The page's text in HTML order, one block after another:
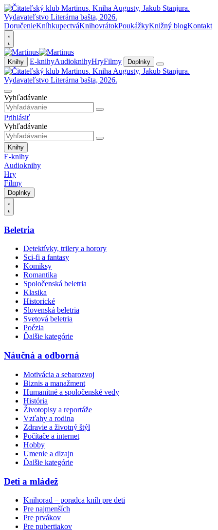
DoručenieKníhkupectváKnihovrátokPoukážkyKnižný blogKontakt
Knihy E-knihyAudioknihyHryFilmy Doplnky
Vyhľadávanie
Prihlásiť
Vyhľadávanie
Knihy
E-knihy
Audioknihy
Hry
Filmy
Doplnky
Beletria
Detektívky, trilery a horory
Sci-fi a fantasy
Komiksy
Romantika
Spoločenská beletria
Klasika
Historické
Slovenská beletria
Svetová beletria
Poézia
Ďalšie kategórie
Náučná a odborná
Motivácia a sebarozvoj
Biznis a manažment
Humanitné a spoločenské vedy
História
Životopisy a reportáže
Vzťahy a rodina
Zdravie a životný štýl
Počítače a internet
Hobby
Umenie a dizajn
Ďalšie kategórie
Deti a mládež
Knihorad – poradca kníh pre deti
Pre najmenších
Pre prvákov
Pre pubertiakov